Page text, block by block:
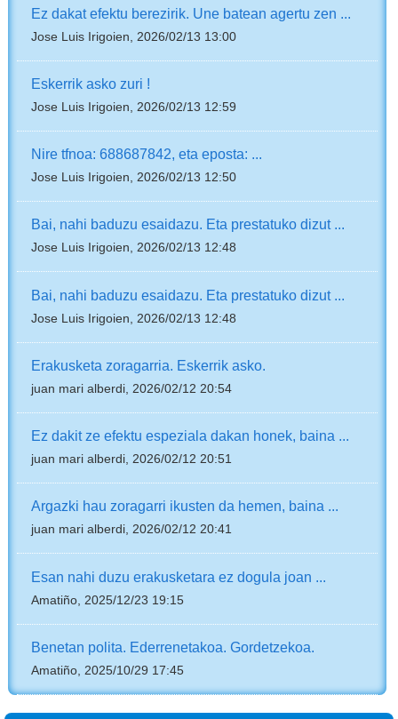
Ez dakat efektu berezirik. Une batean agertu zen ...
Jose Luis Irigoien, 2026/02/13 13:00
Eskerrik asko zuri !
Jose Luis Irigoien, 2026/02/13 12:59
Nire tfnoa: 688687842, eta eposta: ...
Jose Luis Irigoien, 2026/02/13 12:50
Bai, nahi baduzu esaidazu. Eta prestatuko dizut ...
Jose Luis Irigoien, 2026/02/13 12:48
Bai, nahi baduzu esaidazu. Eta prestatuko dizut ...
Jose Luis Irigoien, 2026/02/13 12:48
Erakusketa zoragarria. Eskerrik asko.
juan mari alberdi, 2026/02/12 20:54
Ez dakit ze efektu espeziala dakan honek, baina ...
juan mari alberdi, 2026/02/12 20:51
Argazki hau zoragarri ikusten da hemen, baina ...
juan mari alberdi, 2026/02/12 20:41
Esan nahi duzu erakusketara ez dogula joan ...
Amatiño, 2025/12/23 19:15
Benetan polita. Ederrenetakoa. Gordetzekoa.
Amatiño, 2025/10/29 17:45